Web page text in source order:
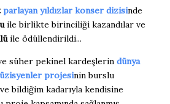
parlayan yıldızlar konser dizisinde
ile birlikte birinciliği kazandılar ve
ile ödüllendirildi...
süher pekinel kardeşlerin dünya
projesinin burslu
bildiğim kadarıyla kendisine